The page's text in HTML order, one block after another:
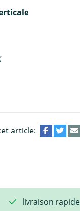
article:
livraison rapide